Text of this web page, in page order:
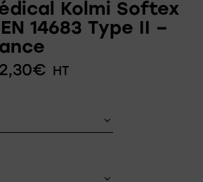
Kolmi Softex
14683 Type II –
€ HT